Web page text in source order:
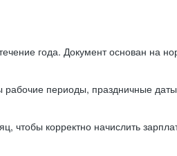
года. Документ основан на
рабочие периоды, праздничные
чтобы корректно начислить